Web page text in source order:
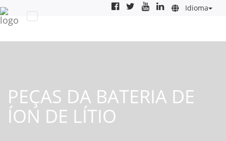
Idioma
PEÇAS DA BATERIA DE
ÍON DE LÍTIO